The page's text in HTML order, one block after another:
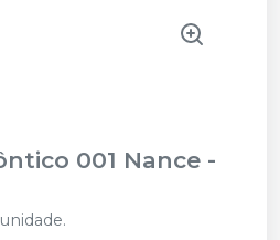
001 Nance -